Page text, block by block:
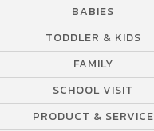
BABIES
TODDLER & KIDS
FAMILY
SCHOOL VISIT
PRODUCT & SERVICE